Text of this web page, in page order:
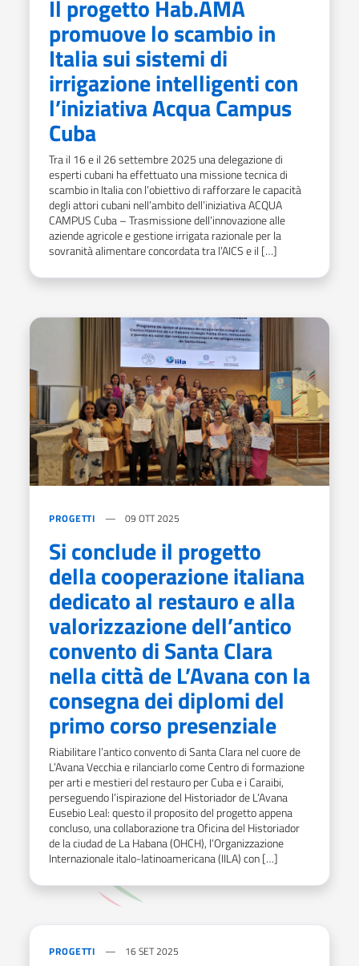
Il progetto Hab.AMA
promuove lo scambio in
Italia sui sistemi di
irrigazione intelligenti con
l’iniziativa Acqua Campus
Cuba
Tra il 16 e il 26 settembre 2025 una delegazione di
esperti cubani ha effettuato una missione tecnica di
scambio in Italia con l’obiettivo di rafforzare le capacità
degli attori cubani nell’ambito dell’iniziativa ACQUA
CAMPUS Cuba – Trasmissione dell’innovazione alle
aziende agricole e gestione irrigata razionale per la
sovranità alimentare concordata tra l’AICS e il […]
PROGETTI 09 OTT 2025
Si conclude il progetto
della cooperazione italiana
dedicato al restauro e alla
valorizzazione dell’antico
convento di Santa Clara
nella città de L’Avana con la
consegna dei diplomi del
primo corso presenziale
Riabilitare l’antico convento di Santa Clara nel cuore de
L’Avana Vecchia e rilanciarlo come Centro di formazione
per arti e mestieri del restauro per Cuba e i Caraibi,
perseguendo l’ispirazione del Historiador de L’Avana
Eusebio Leal: questo il proposito del progetto appena
concluso, una collaborazione tra Oficina del Historiador
de la ciudad de La Habana (OHCH), l’Organizzazione
Internazionale italo-latinoamericana (IILA) con […]
PROGETTI 16 SET 2025